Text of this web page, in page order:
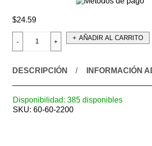
$24.59
AÑADIR AL CARRITO
DESCRIPCIÓN INFORMACIÓN
Disponibilidad: 385 disponibles
SKU: 60-60-2200